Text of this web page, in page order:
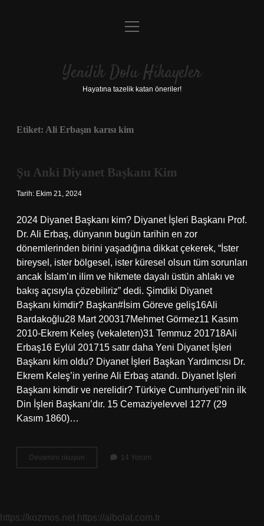
Anasayfa
Yasal Uyarı
menüyü
Yenilik Dolu Hikayeler
Hayatına tazelik katan öneriler!
Etiket: Ali Erbaşın karısı kim
Şu Anki Diyanet Başkanı Kim
Tarih: Ekim 21, 2024
2024 Diyanet Başkanı kim? Diyanet İşleri Başkanı Prof.
Dr. Ali Erbaş, dünyanın bugün tarihin en zor
dönemlerinden birini yaşadığına dikkat çekerek, “İster
bireysel, ister bölgesel, ister küresel olsun tüm sorunları
ancak İslam’ın ilim ve hikmete dayalı üstün ahlakı ve
bakış açısıyla çözebiliriz” dedi. Şimdiki Diyanet
Başkanı kimdir? Başkan#İsim Göreve geliş16Ali
Bardakoğlu28 Mart 200317Mehmet Görmez11 Kasım
2010-Ekrem Keleş (vekaleten)31 Temmuz 201718Ali
Erbaş16 Eylül 201715 satır daha Yeni Diyanet İşleri
Başkanı kim oldu? Diyanet İşleri Başkan Yardımcısı Dr.
Ekrem Keleş’in yerine Ali Erbaş atandı. Diyanet İşleri
Başkanı kimdir ve nerelidir? Türkiye Cumhuriyeti’nin ilk
Din İşleri Başkanı’dır. 15 Cemaziyelevvel 1277 (29
Kasım 1860)…
Devamını okuyun
Anki
14 Yorum
https://kozmos.net https://albolat.com.tr